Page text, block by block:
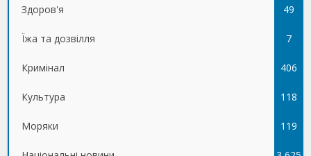
Здоров'я 49
Їжа та дозвілля 7
Кримінал 406
Культура 118
Моряки 119